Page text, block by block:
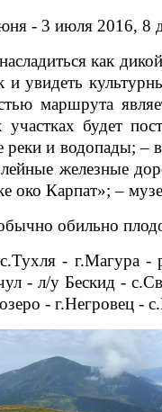
- 3 июля 2016, 8
как
и увидеть
маршрута
участках будет
реки и водопады; –
железные
око Карпат»; –
обильно
- г.Магура -
- л/у Бескид -
- г.Негровец -